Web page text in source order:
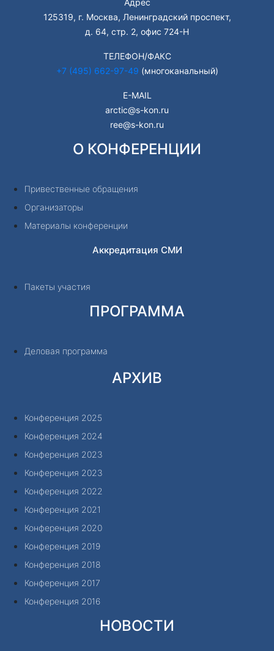
Адрес
125319, г. Москва, Ленинградский проспект,
д. 64, стр. 2, офис 724-Н
ТЕЛЕФОН/ФАКС
+7 (495) 662-97-49 (многоканальный)
E-MAIL
arctic@s-kon.ru
ree@s-kon.ru
О КОНФЕРЕНЦИИ
Привественные обращения
Организаторы
Материалы конференции
Аккредитация СМИ
Пакеты участия
ПРОГРАММА
Деловая программа
АРХИВ
Конференция 2025
Конференция 2024
Конференция 2023
Конференция 2023
Конференция 2022
Конференция 2021
Конференция 2020
Конференция 2019
Конференция 2018
Конференция 2017
Конференция 2016
НОВОСТИ